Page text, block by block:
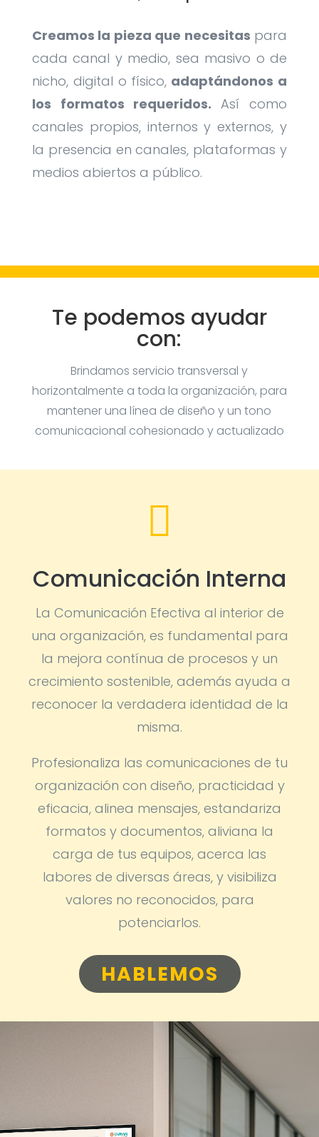
Creamos la pieza que necesitas para
cada canal y medio, sea masivo o de
nicho, digital o físico, adaptándonos a
los formatos requeridos.Así como
canales propios, internos y externos, y
la presencia en canales, plataformas y
medios abiertos a público.
Te podemos ayudar
con:
Brindamos servicio transversal y
horizontalmente a toda la organización, para
mantener una línea de diseño y un tono
comunicacional cohesionado y actualizado

Comunicación Interna
La Comunicación Efectiva al interior de
una organización, es fundamental para
la mejora contínua de procesos y un
crecimiento sostenible, además ayuda a
reconocer la verdadera identidad de la
misma.
Profesionaliza las comunicaciones de tu
organización con diseño, practicidad y
eficacia, alinea mensajes, estandariza
formatos y documentos, aliviana la
carga de tus equipos, acerca las
labores de diversas áreas, y visibiliza
valores no reconocidos, para
potenciarlos.
HABLEMOS